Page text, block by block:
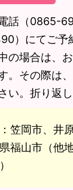
話（0865-
）にてご予
の場合は、
。その際は
い。折り返
笠岡市、井
福山市（他